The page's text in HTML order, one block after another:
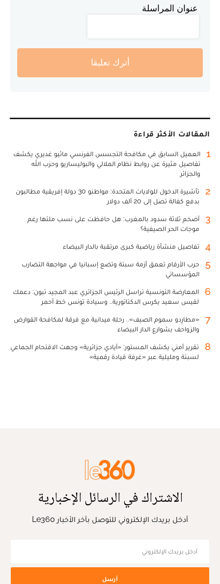
عنوان المراسلة
أترك تعليقا
المقالات الأكثر قراءة
1
العميل السابق في مكافحة التجسس الفرنسي ماثيو غديري يكشف
تفاصيل مثيرة عن روابط نظام الملالي والبوليساريو وحزب الله
والجزائر
2
تأشيرة الدخول للولايات المتحدة: مواطنو 30 دولة إفريقية مطالبون
بدفع كفالة تصل إلى 20 ألف دولار
3
أضخم ثلاثة سدود بالمغرب: هل حافظت على نسب ملئها رغم
موجات الحر الصيفية؟
4 تفاصيل منشأة رياضية كبرى مرتقبة بالدار البيضاء
5
حرب الأرقام تعمق أزمة سبتة وتضع إسبانيا في مواجهة التضارب
المؤسساتي
6
المعارضة التونسية تراسل الرئيس الجزائري عبد المجيد تبون: دعمك
لقيس سعيد يكرس الدكتاتورية.. وسيادة تونس خط أحمر
7
«مطارِدو سموم الصيف».. رحلة ميدانية مع فرقة لمكافحة القوارض
والزواحف بشوارع الدار البيضاء
8
تقرير أمني يكشف المستور: «أيادي جزائرية» وجهت الاقتحام الجماعي
لسبتة ومليلية عبر «غرفة قيادة رقمية»
الاشتراك في الرسائل الإخبارية
أدخل بريدك الإلكتروني للتوصل بآخر الأخبار Le360
أرسل